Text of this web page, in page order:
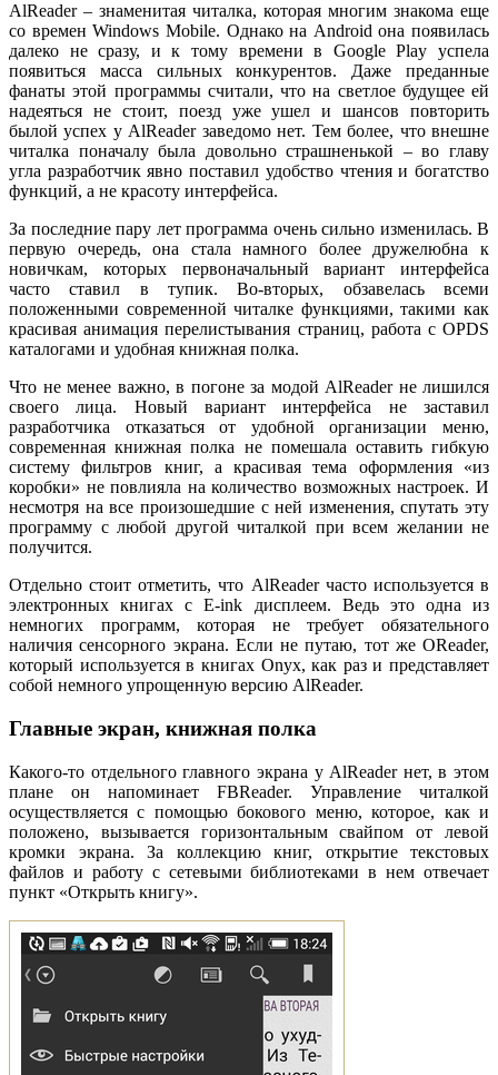
AlReader – знаменитая читалка, которая многим знакома еще
со времен Windows Mobile. Однако на Android она появилась
далеко не сразу, и к тому времени в Google Play успела
появиться масса сильных конкурентов. Даже преданные
фанаты этой программы считали, что на светлое будущее ей
надеяться не стоит, поезд уже ушел и шансов повторить
былой успех у AlReader заведомо нет. Тем более, что внешне
читалка поначалу была довольно страшненькой – во главу
угла разработчик явно поставил удобство чтения и богатство
функций, а не красоту интерфейса.
За последние пару лет программа очень сильно изменилась. В
первую очередь, она стала намного более дружелюбна к
новичкам, которых первоначальный вариант интерфейса
часто ставил в тупик. Во-вторых, обзавелась всеми
положенными современной читалке функциями, такими как
красивая анимация перелистывания страниц, работа с OPDS
каталогами и удобная книжная полка.
Что не менее важно, в погоне за модой AlReader не лишился
своего лица. Новый вариант интерфейса не заставил
разработчика отказаться от удобной организации меню,
современная книжная полка не помешала оставить гибкую
систему фильтров книг, а красивая тема оформления «из
коробки» не повлияла на количество возможных настроек. И
несмотря на все произошедшие с ней изменения, спутать эту
программу с любой другой читалкой при всем желании не
получится.
Отдельно стоит отметить, что AlReader часто используется в
электронных книгах с E-ink дисплеем. Ведь это одна из
немногих программ, которая не требует обязательного
наличия сенсорного экрана. Если не путаю, тот же OReader,
который используется в книгах Onyx, как раз и представляет
собой немного упрощенную версию AlReader.
Главные экран, книжная полка
Какого-то отдельного главного экрана у AlReader нет, в этом
плане он напоминает FBReader. Управление читалкой
осуществляется с помощью бокового меню, которое, как и
положено, вызывается горизонтальным свайпом от левой
кромки экрана. За коллекцию книг, открытие текстовых
файлов и работу с сетевыми библиотеками в нем отвечает
пункт «Открыть книгу».